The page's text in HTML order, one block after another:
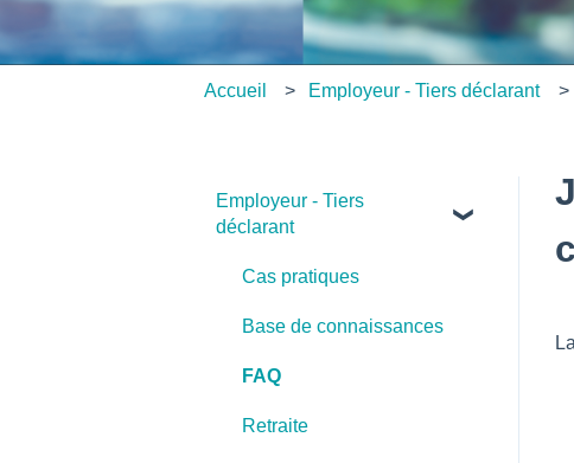
Accueil Employeur - Tiers déclarant
Employeur - Tiers
déclarant
Cas pratiques
Base de connaissances
FAQ
Retraite